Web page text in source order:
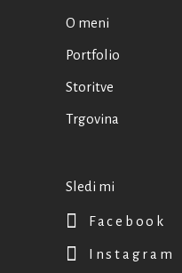
O meni
Portfolio
Storitve
Trgovina
Sledi mi
Facebook
Instagram